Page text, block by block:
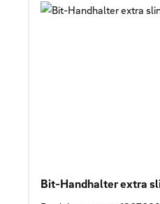
Bit-Handhalter extra